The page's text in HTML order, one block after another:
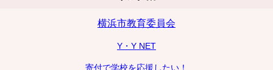
横浜市教育委員会
Y・Y NET
寄付で学校を応援したい！